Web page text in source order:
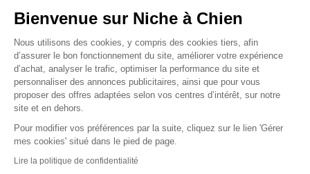
Bienvenue sur Niche à Chien
Plateforme de Gestion du
Nous utilisons des cookies, y compris des cookies tiers, afin
d’assurer le bon fonctionnement du site, améliorer votre expérience
d’achat, analyser le trafic, optimiser la performance du site et
personnaliser des annonces publicitaires, ainsi que pour vous
proposer des offres adaptées selon vos centres d’intérêt, sur notre
site et en dehors.
Pour modifier vos préférences par la suite, cliquez sur le lien 'Gérer
mes cookies' situé dans le pied de page.
Lire la politique de confidentialité
Axeptio consent
Ces produits peuvent vous